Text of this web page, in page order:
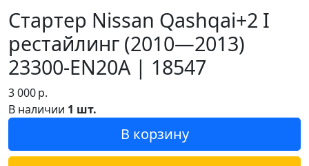
Стартер Nissan Qashqai+2 I
рестайлинг (2010—2013)
23300-EN20A | 18547
3 000р.
В наличии 1 шт.
В корзину